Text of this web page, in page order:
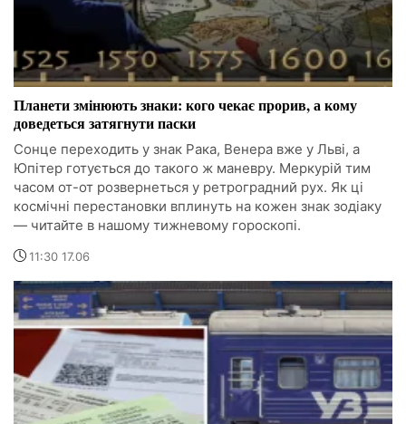
Планети змінюють знаки: кого чекає прорив, а кому
доведеться затягнути паски
Сонце переходить у знак Рака, Венера вже у Льві, а
Юпітер готується до такого ж маневру. Меркурій тим
часом от-от розвернеться у ретроградний рух. Як ці
космічні перестановки вплинуть на кожен знак зодіаку
— читайте в нашому тижневому гороскопі.
11:30 17.06